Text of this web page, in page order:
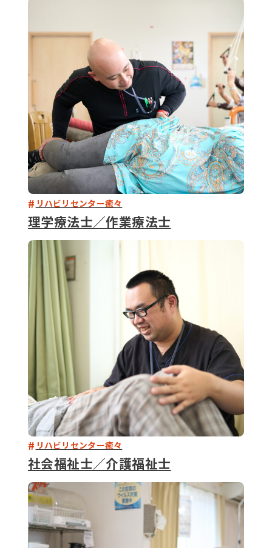
ENTRY 079-
(
リハビリセンター癒々
理学療法士／作業療法士
リハビリセンター癒々
社会福祉士／介護福祉士